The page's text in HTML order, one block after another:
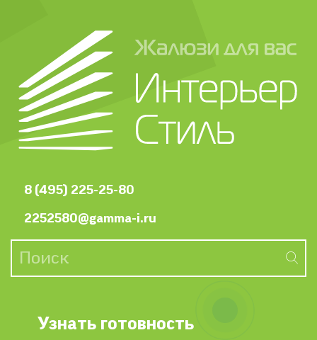
8 (495) 225-25-80
2252580@gamma-i.ru
Узнать готовность